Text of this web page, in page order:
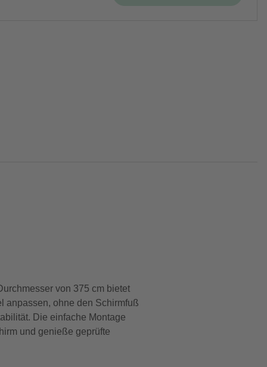
von 375 cm bietet
anpassen, ohne den Schirmfuß
Die einfache Montage
und genieße geprüfte